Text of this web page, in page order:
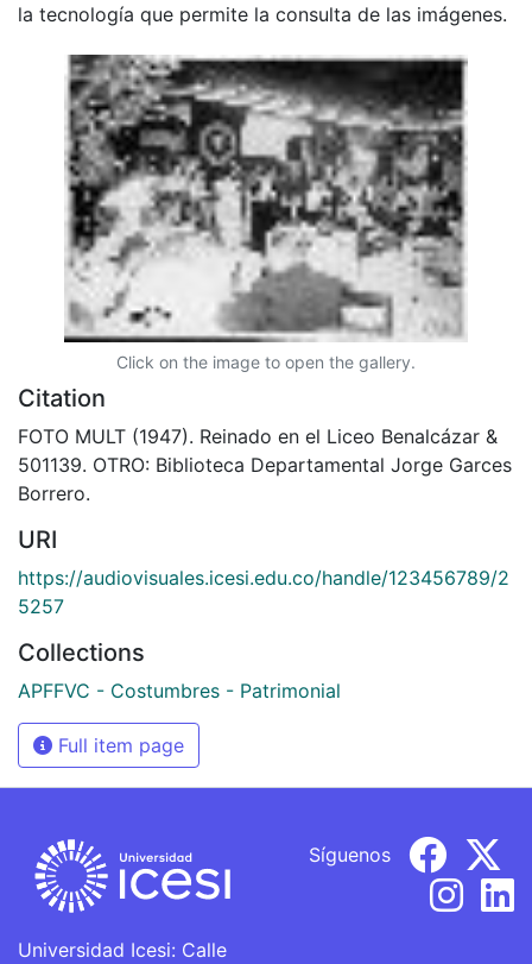
la tecnología que permite la consulta de las imágenes.
Click on the image to open the gallery.
Citation
FOTO MULT (1947). Reinado en el Liceo Benalcázar &
501139. OTRO: Biblioteca Departamental Jorge Garces
Borrero.
URI
https://audiovisuales.icesi.edu.co/handle/123456789/2
5257
Collections
APFFVC - Costumbres - Patrimonial
Full item page
Universidad Icesi: Calle
Síguenos